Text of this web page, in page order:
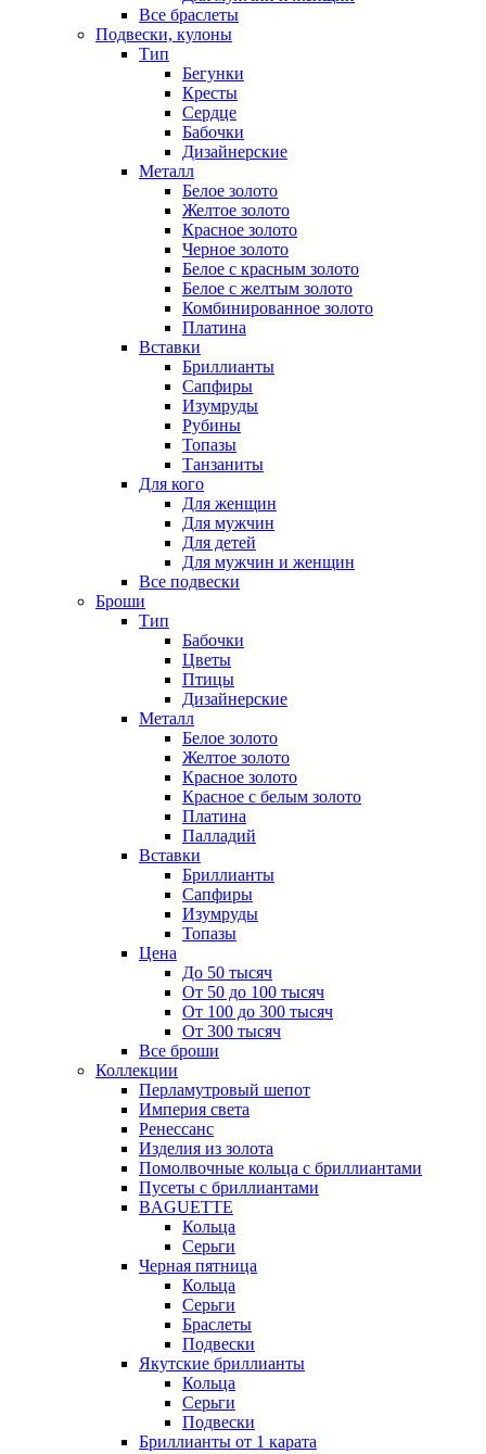
Все браслеты
Подвески, кулоны
Тип
Бегунки
Кресты
Сердце
Бабочки
Дизайнерские
Металл
Белое золото
Желтое золото
Красное золото
Черное золото
Белое с красным золото
Белое с желтым золото
Комбинированное золото
Платина
Вставки
Бриллианты
Сапфиры
Изумруды
Рубины
Топазы
Танзаниты
Для кого
Для женщин
Для мужчин
Для детей
Для мужчин и женщин
Все подвески
Броши
Тип
Бабочки
Цветы
Птицы
Дизайнерские
Металл
Белое золото
Желтое золото
Красное золото
Красное с белым золото
Платина
Палладий
Вставки
Бриллианты
Сапфиры
Изумруды
Топазы
Цена
До 50 тысяч
От 50 до 100 тысяч
От 100 до 300 тысяч
От 300 тысяч
Все броши
Коллекции
Перламутровый шепот
Империя света
Ренессанс
Изделия из золота
Помолвочные кольца с бриллиантами
Пусеты с бриллиантами
BAGUETTE
Кольца
Серьги
Черная пятница
Кольца
Серьги
Браслеты
Подвески
Якутские бриллианты
Кольца
Серьги
Подвески
Бриллианты от 1 карата